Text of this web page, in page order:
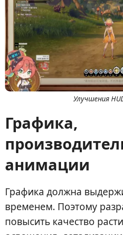
Улучшения
Графика,
анимации
Графика должна
временем. Поэтому
повысить качество